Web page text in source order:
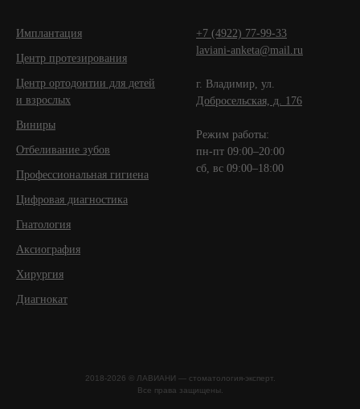
Имплантация
Центр протезирования
Центр ортодонтии для детей
и взрослых
Виниры
Отбеливание зубов
Профессиональная гигиена
Цифровая диагностика
Гнатология
Аксиография
Хирургия
Диагнокат
+7 (4922) 77-99-33
laviani-anketa@mail.ru
г. Владимир, ул.
Добросельская, д. 176
Режим работы:
пн-пт 09:00–20:00
сб, вс 09:00–18:00
2018-2026 © ЛАВИАНИ — стоматология-эксперт.
Все права защищены.